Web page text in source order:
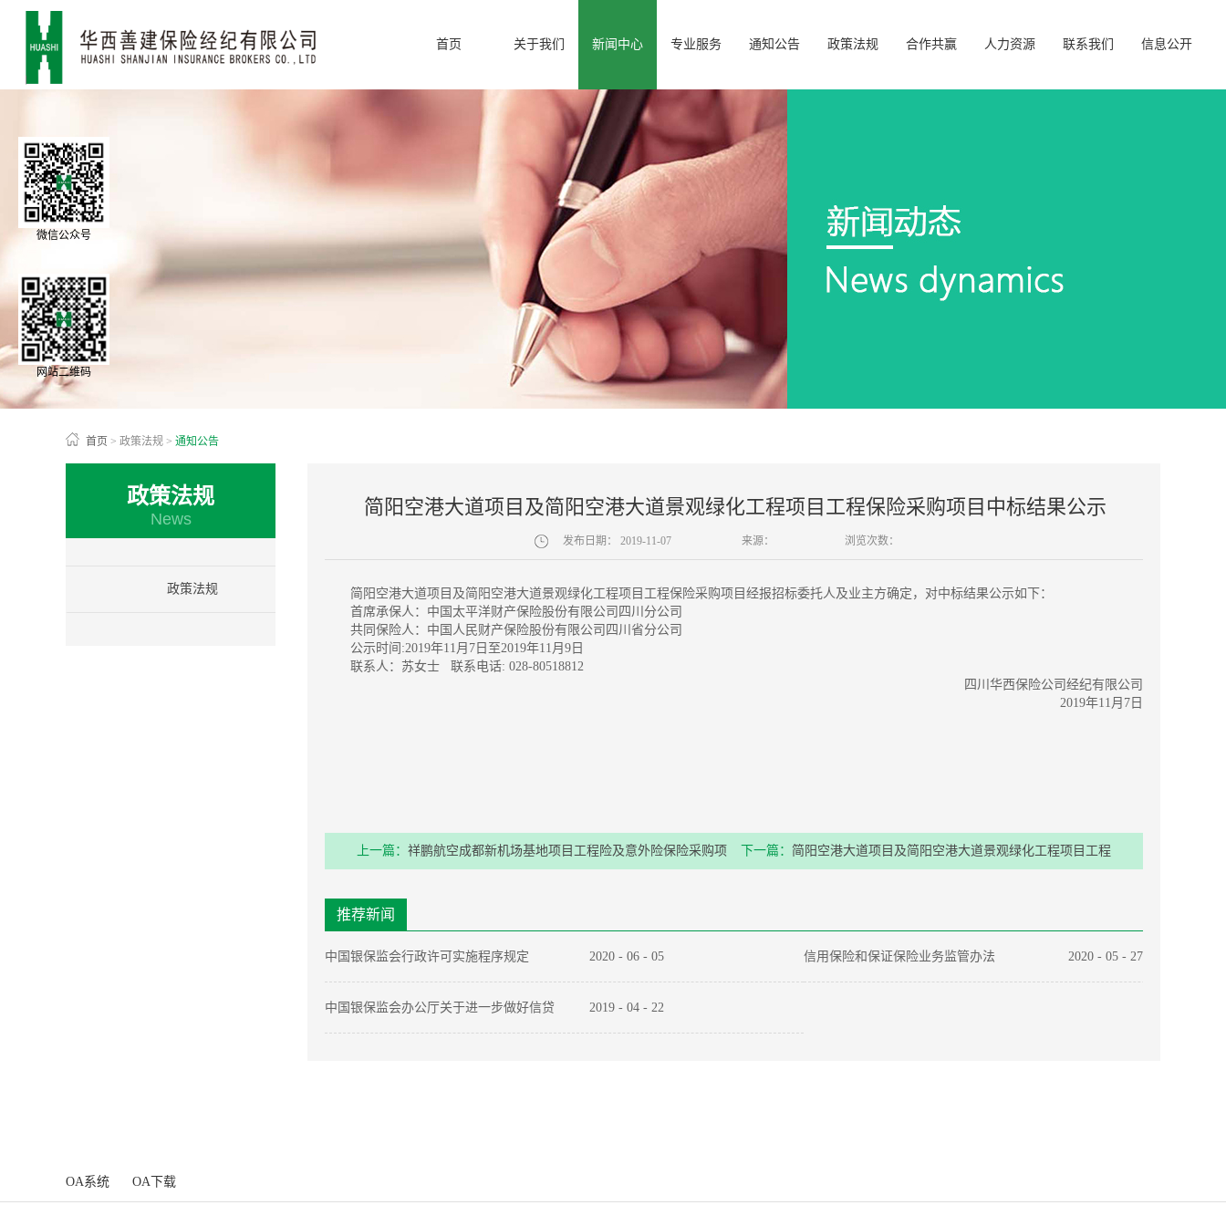
首页 关于我们 新闻中心 专业服务 通知公告 政策法规 合作共赢 人力资源 联系我们 信息公开
首页 > 政策法规 > 通知公告
政策法规
News
政策法规
简阳空港大道项目及简阳空港大道景观绿化工程项目工程保险采购项目中标结果公示
发布日期： 2019-11-07 来源： 浏览次数：
简阳空港大道项目及简阳空港大道景观绿化工程项目工程保险采购项目经报招标委托人及业主方确定，对中标结果公示如下：
首席承保人：中国太平洋财产保险股份有限公司四川分公司
共同保险人：中国人民财产保险股份有限公司四川省分公司
公示时间:2019年11月7日至2019年11月9日
联系人：苏女士 联系电话: 028-80518812
四川华西保险公司经纪有限公司
2019年11月7日
上一篇： 祥鹏航空成都新机场基地项目工程险及意外险保险采购项 下一篇： 简阳空港大道项目及简阳空港大道景观绿化工程项目工程
推荐新闻
中国银保监会行政许可实施程序规定 2020 - 06 - 05 信用保险和保证保险业务监管办法 2020 - 05 - 27
中国银保监会办公厅关于进一步做好信贷 2019 - 04 - 22
OA系统 OA下载
网站二维码
微信公众号